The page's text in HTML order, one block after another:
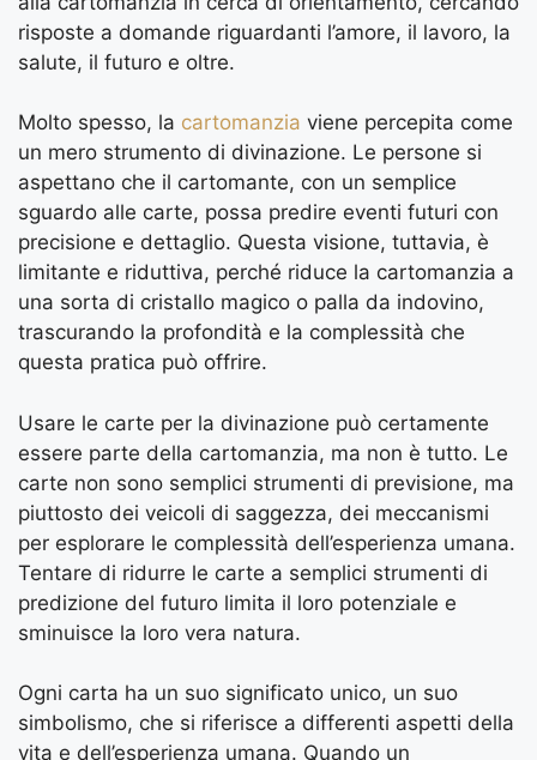
risposte a domande riguardanti l’amore, il lavoro, la
salute, il futuro e oltre.
Molto spesso, la cartomanzia viene percepita come
un mero strumento di divinazione. Le persone si
aspettano che il cartomante, con un semplice
sguardo alle carte, possa predire eventi futuri con
precisione e dettaglio. Questa visione, tuttavia, è
limitante e riduttiva, perché riduce la cartomanzia a
una sorta di cristallo magico o palla da indovino,
trascurando la profondità e la complessità che
questa pratica può offrire.
Usare le carte per la divinazione può certamente
essere parte della cartomanzia, ma non è tutto. Le
carte non sono semplici strumenti di previsione, ma
piuttosto dei veicoli di saggezza, dei meccanismi
per esplorare le complessità dell’esperienza umana.
Tentare di ridurre le carte a semplici strumenti di
predizione del futuro limita il loro potenziale e
sminuisce la loro vera natura.
Ogni carta ha un suo significato unico, un suo
simbolismo, che si riferisce a differenti aspetti della
vita e dell’esperienza umana. Quando un